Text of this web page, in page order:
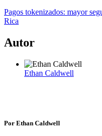
Pagos tokenizados: mayor
Rica
Autor
Ethan Caldwell
Por Ethan Caldwell